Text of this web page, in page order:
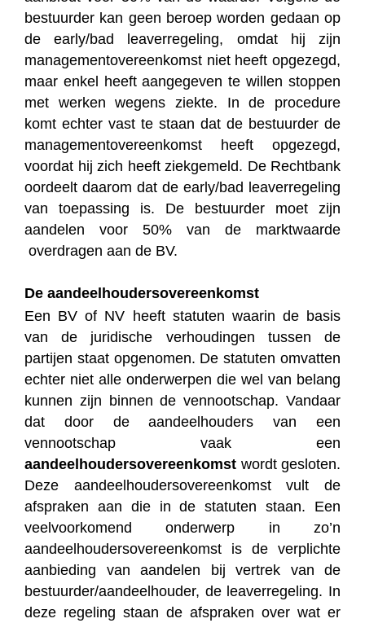
bestuurder kan geen beroep worden gedaan op
de early/bad leaverregeling, omdat hij zijn
managementovereenkomst niet heeft opgezegd,
maar enkel heeft aangegeven te willen stoppen
met werken wegens ziekte. In de procedure
komt echter vast te staan dat de bestuurder de
managementovereenkomst heeft opgezegd,
voordat hij zich heeft ziekgemeld. De Rechtbank
oordeelt daarom dat de early/bad leaverregeling
van toepassing is. De bestuurder moet zijn
aandelen voor 50% van de marktwaarde
overdragen aan de BV.
De aandeelhoudersovereenkomst
Een BV of NV heeft statuten waarin de basis
van de juridische verhoudingen tussen de
partijen staat opgenomen. De statuten omvatten
echter niet alle onderwerpen die wel van belang
kunnen zijn binnen de vennootschap. Vandaar
dat door de aandeelhouders van een
vennootschap vaak een
aandeelhoudersovereenkomst wordt gesloten.
Deze aandeelhoudersovereenkomst vult de
afspraken aan die in de statuten staan. Een
veelvoorkomend onderwerp in zo’n
aandeelhoudersovereenkomst is de verplichte
aanbieding van aandelen bij vertrek van de
bestuurder/aandeelhouder, de leaverregeling. In
deze regeling staan de afspraken over wat er